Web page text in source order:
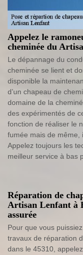
Appelez le
cheminée du
Le dépannage du
cheminée se lient et
disponible la
d’un chapeau de
domaine de la
des expérimentés de
fonction de réaliser le
fumée mais de même,
Appelez toujours les
meilleur service à bas
Réparation de
Artisan Lenfant à
assurée
Pour que vous
travaux de réparation
dans le 45310,